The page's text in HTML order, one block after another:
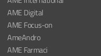
AME Digital
AME Focus-on
AmeAndro
AME Farmaci